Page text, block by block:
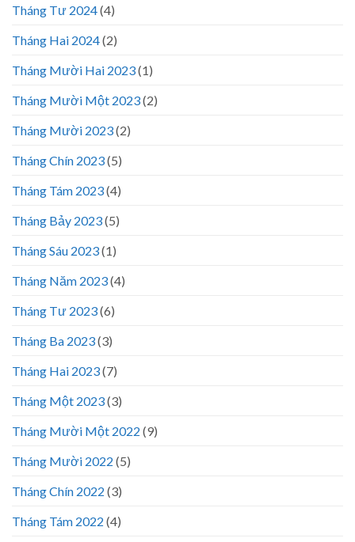
Tháng Tư 2024(4)
Tháng Hai 2024(2)
Tháng Mười Hai 2023(1)
Tháng Mười Một 2023(2)
Tháng Mười 2023(2)
Tháng Chín 2023(5)
Tháng Tám 2023(4)
Tháng Bảy 2023(5)
Tháng Sáu 2023(1)
Tháng Năm 2023(4)
Tháng Tư 2023(6)
Tháng Ba 2023(3)
Tháng Hai 2023(7)
Tháng Một 2023(3)
Tháng Mười Một 2022 (9)
Tháng Mười 2022 (5)
Tháng Chín 2022 (3)
Tháng Tám 2022 (4)